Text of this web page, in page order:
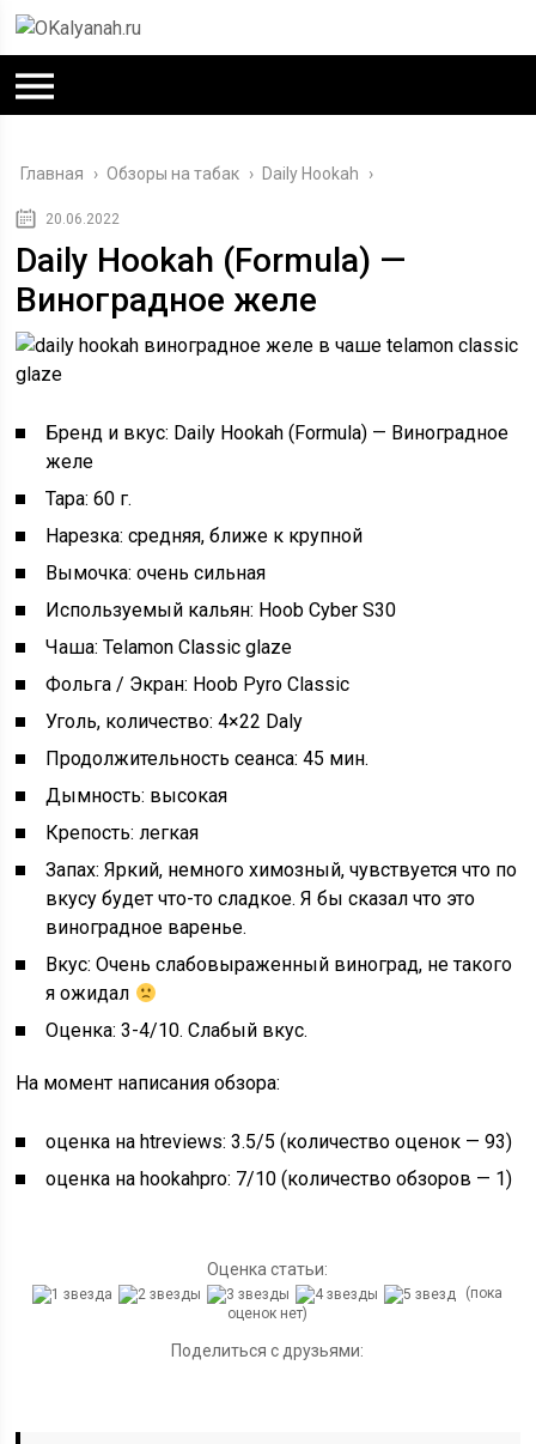
Главная › Обзоры на табак › Daily Hookah ›
20.06.2022
Daily Hookah (Formula) —
Виноградное желе
Бренд и вкус: Daily Hookah (Formula) — Виноградное
желе
Тара: 60 г.
Нарезка: средняя, ближе к крупной
Вымочка: очень сильная
Используемый кальян: Hoob Cyber S30
Чаша: Telamon Classic glaze
Фольга / Экран: Hoob Pyro Classic
Уголь, количество: 4×22 Daly
Продолжительность сеанса: 45 мин.
Дымность: высокая
Крепость: легкая
Запах: Яркий, немного химозный, чувствуется что по
вкусу будет что-то сладкое. Я бы сказал что это
виноградное варенье.
Вкус: Очень слабовыраженный виноград, не такого
я ожидал
Оценка: 3-4/10. Слабый вкус.
На момент написания обзора:
оценка на htreviews: 3.5/5 (количество оценок — 93)
оценка на hookahpro: 7/10 (количество обзоров — 1)
Оценка статьи:
(пока
оценок нет)
Поделиться с друзьями: